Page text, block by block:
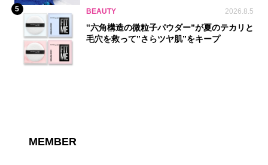
5 BEAUTY 2026.8.5
‟六角構造の微粒子パウダー”が夏のテカリと
毛穴を救って‟さらツヤ肌”をキープ
MEMBER